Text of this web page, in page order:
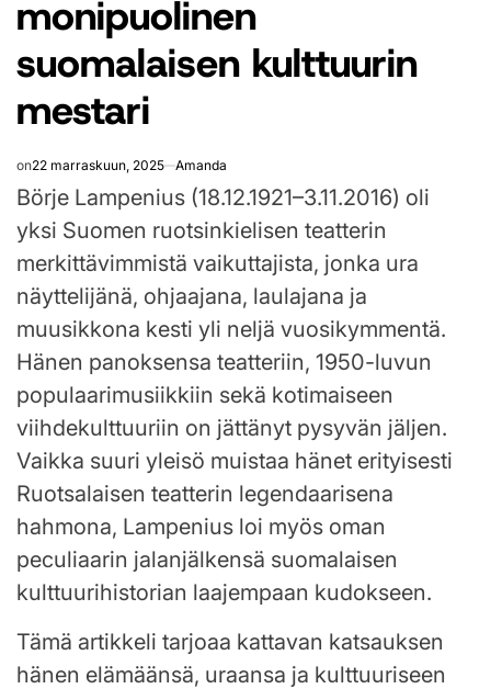
monipuolinen
suomalaisen kulttuurin
mestari
on22 marraskuun, 2025 Amanda
Börje Lampenius (18.12.1921–3.11.2016) oli
yksi Suomen ruotsinkielisen teatterin
merkittävimmistä vaikuttajista, jonka ura
näyttelijänä, ohjaajana, laulajana ja
muusikkona kesti yli neljä vuosikymmentä.
Hänen panoksensa teatteriin, 1950-luvun
populaarimusiikkiin sekä kotimaiseen
viihdekulttuuriin on jättänyt pysyvän jäljen.
Vaikka suuri yleisö muistaa hänet erityisesti
Ruotsalaisen teatterin legendaarisena
hahmona, Lampenius loi myös oman
peculiaarin jalanjälkensä suomalaisen
kulttuurihistorian laajempaan kudokseen.
Tämä artikkeli tarjoaa kattavan katsauksen
hänen elämäänsä, uraansa ja kulttuuriseen